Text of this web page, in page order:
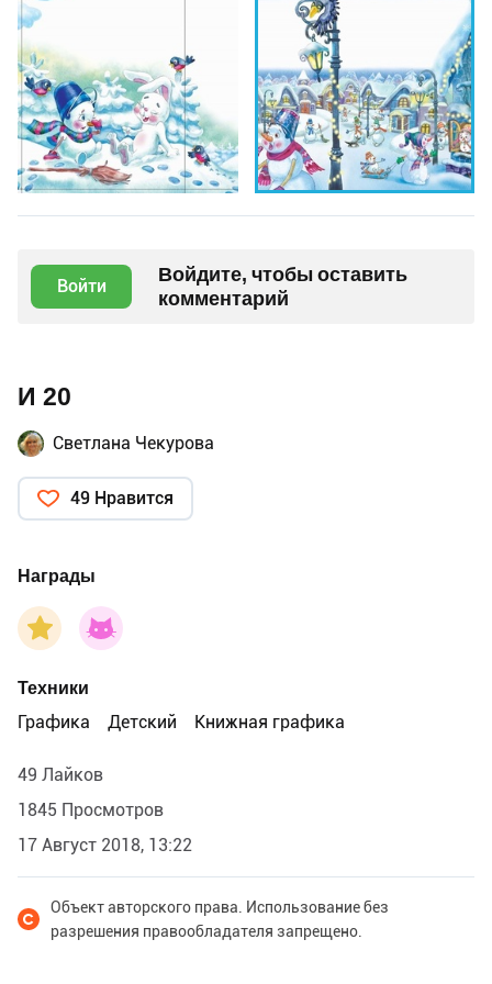
Войти
Войдите, чтобы оставить
комментарий
И 20
Светлана Чекурова
49 Нравится
Награды
Техники
Графика
Детский Книжная графика
49 Лайков
1845 Просмотров
17 Август 2018, 13:22
Объект авторского права. Использование без
разрешения правообладателя запрещено.